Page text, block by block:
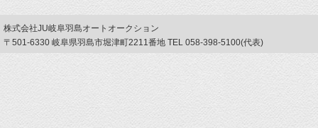
株式会社JU岐阜羽島オートオークション
〒501-6330 岐阜県羽島市堀津町2211番地 TEL 058-398-5100(代表)